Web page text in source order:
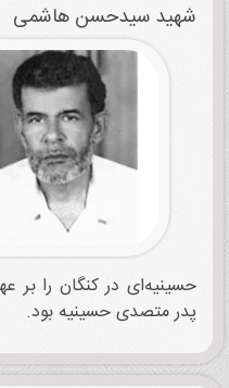
شهید سیدحسن هاشمی
حسینیه‌ای در کنگان را بر
پدر متصدی حسینیه بود.